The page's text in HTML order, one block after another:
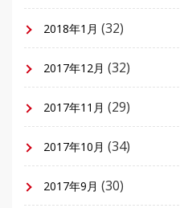
2018年1月 (32)
2017年12月 (32)
2017年11月 (29)
2017年10月 (34)
2017年9月 (30)